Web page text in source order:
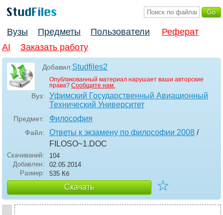
Вузы Предметы Пользователи
Реферат
AI
Заказать работу
Добавил:Studfiles2
Опубликованный материал нарушает ваши авторские
права? Сообщите нам.
Вуз:
Уфимский Государственный Авиационный
Технический Университет
Предмет: Философия
Файл: Ответы к экзамену по философии 2008 /
FILOSO~1.DOC
Скачиваний:
104
Добавлен:
02.05.2014
Размер:
535 Кб
Скачать ☆